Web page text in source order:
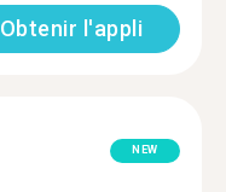
Obtenir l'appli
NEW